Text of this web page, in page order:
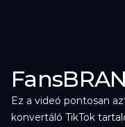
Ez a videó pontosan
konvertáló TikTok